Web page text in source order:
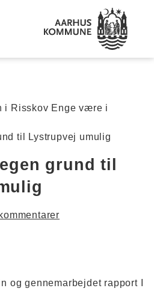
i Risskov Enge være i
til Lystrupvej umulig
grund til
og gennemarbejdet rapport I